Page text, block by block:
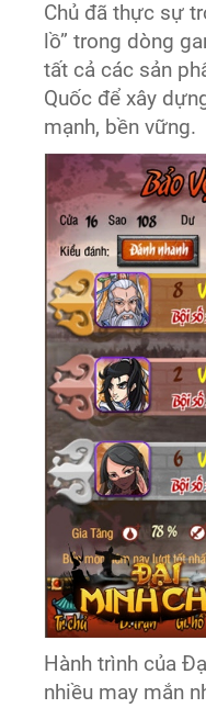
Chủ đã thực sự
lồ” trong dòng
tất cả các sản
Quốc để xây
mạnh, bền vững.
Hành trình của
nhiều may mắn